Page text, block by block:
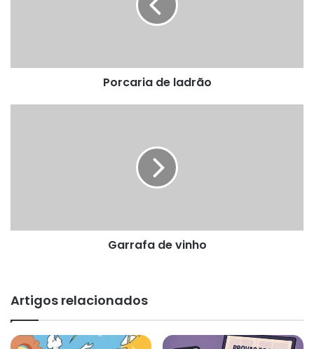
Porcaria de ladrão
Garrafa de vinho
Artigos relacionados